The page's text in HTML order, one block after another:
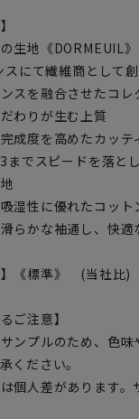
生地《DORMEUIL》
にて繊維商として
スを融合させたコレ
わりが生む上質
成度を高めたカッテ
までスピードを落と
湿性に優れたコッ
らかな袖通し、快適
】《標準》 (当社比)
ご注意】
ンプルのため、色味
ください。
個人差があります。